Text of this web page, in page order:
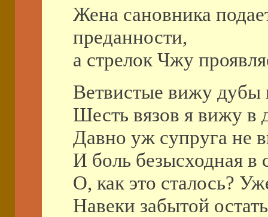
Жена сановника
преданности,
а стрелок Чжу
Ветвистые вижу дубы
Шесть вязов я вижу в
Давно уж супруга не
И боль безысходная в
О, как это сталось?
Навеки забытой